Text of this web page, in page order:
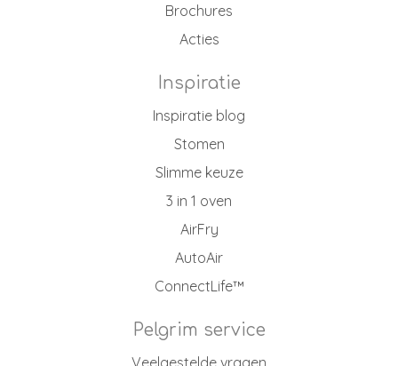
Brochures
Acties
Inspiratie
Inspiratie blog
Stomen
Slimme keuze
3 in 1 oven
AirFry
AutoAir
ConnectLife™
Pelgrim service